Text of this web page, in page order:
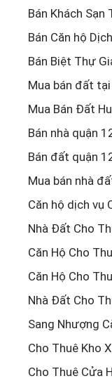
Bán Khách Sạn
Bán Căn hộ
Bán Biệt Thự
Mua bán đất tại
Mua Bán Đất
Bán nhà quận
Bán đất quận
Mua bán nhà
Căn hộ dịch vụ
Nhà Đất Cho
Căn Hộ Cho
Căn Hộ Cho
Nhà Đất Cho
Sang Nhượng
Cho Thuê Kho
Cho Thuê Cửa